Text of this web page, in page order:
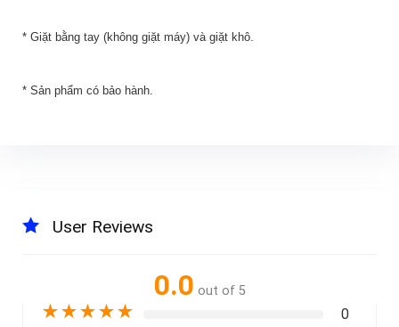
* Giặt bằng tay (không giặt máy) và giặt khô.
* Sản phẩm có bảo hành.
User Reviews
0.0 out of 5
★★★★★ 0